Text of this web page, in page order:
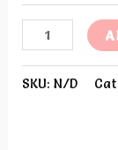
Viche
Botella
cantidad
SKU: N/D